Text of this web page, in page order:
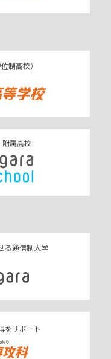
制高校）
属高校
る通信制大学
をサポート